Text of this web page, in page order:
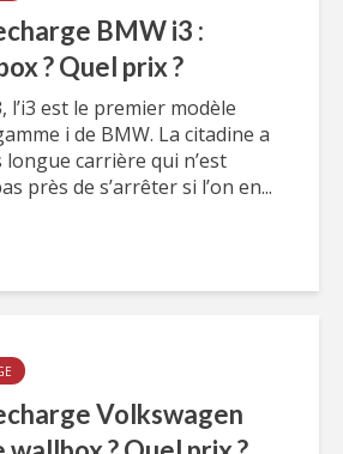
BMW i3 :
? Quel prix ?
l’i3 est le premier modèle
i de BMW. La citadine a
carrière qui n’est
près de s’arrêter si l’on en...
Volkswagen